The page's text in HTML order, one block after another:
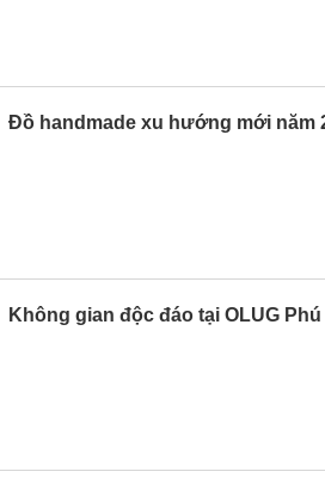
Đồ handmade xu hướng mới năm
Không gian độc đáo tại OLUG